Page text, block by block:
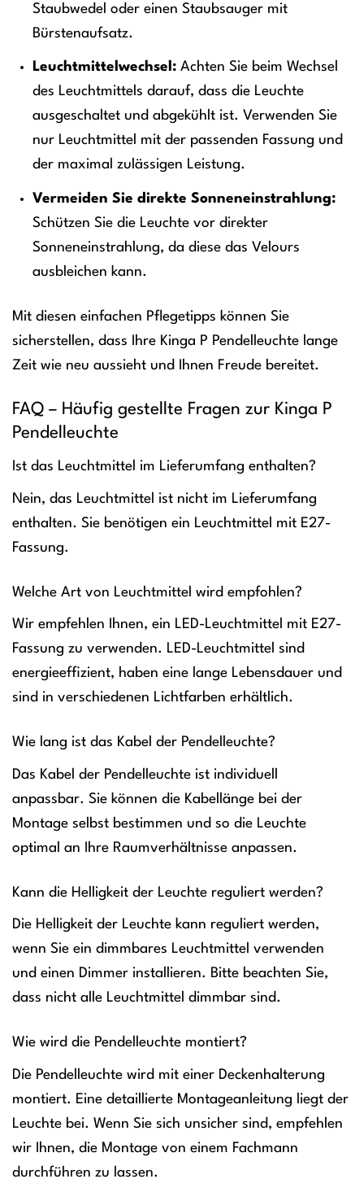
Staubwedel oder einen Staubsauger mit
Bürstenaufsatz.
Leuchtmittelwechsel:Achten Sie beim Wechsel
des Leuchtmittels darauf, dass die Leuchte
ausgeschaltet und abgekühlt ist. Verwenden Sie
nur Leuchtmittel mit der passenden Fassung und
der maximal zulässigen Leistung.
Vermeiden Sie direkte Sonneneinstrahlung:
Schützen Sie die Leuchte vor direkter
Sonneneinstrahlung, da diese das Velours
ausbleichen kann.
Mit diesen einfachen Pflegetipps können Sie
sicherstellen, dass Ihre Kinga P Pendelleuchte lange
Zeit wie neu aussieht und Ihnen Freude bereitet.
FAQ – Häufig gestellte Fragen zur Kinga P
Pendelleuchte
Ist das Leuchtmittel im Lieferumfang enthalten?
Nein, das Leuchtmittel ist nicht im Lieferumfang
enthalten. Sie benötigen ein Leuchtmittel mit E27-
Fassung.
Welche Art von Leuchtmittel wird empfohlen?
Wir empfehlen Ihnen, ein LED-Leuchtmittel mit E27-
Fassung zu verwenden. LED-Leuchtmittel sind
energieeffizient, haben eine lange Lebensdauer und
sind in verschiedenen Lichtfarben erhältlich.
Wie lang ist das Kabel der Pendelleuchte?
Das Kabel der Pendelleuchte ist individuell
anpassbar. Sie können die Kabellänge bei der
Montage selbst bestimmen und so die Leuchte
optimal an Ihre Raumverhältnisse anpassen.
Kann die Helligkeit der Leuchte reguliert werden?
Die Helligkeit der Leuchte kann reguliert werden,
wenn Sie ein dimmbares Leuchtmittel verwenden
und einen Dimmer installieren. Bitte beachten Sie,
dass nicht alle Leuchtmittel dimmbar sind.
Wie wird die Pendelleuchte montiert?
Die Pendelleuchte wird mit einer Deckenhalterung
montiert. Eine detaillierte Montageanleitung liegt der
Leuchte bei. Wenn Sie sich unsicher sind, empfehlen
wir Ihnen, die Montage von einem Fachmann
durchführen zu lassen.